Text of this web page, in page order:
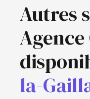
Autres
Agence
la-